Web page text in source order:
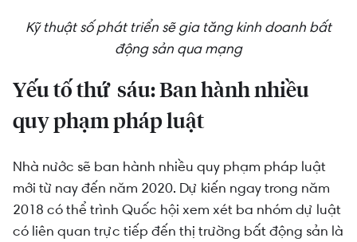
Kỹ thuật số phát triển sẽ gia tăng kinh doanh bất
động sản qua mạng
Yếu tố thứsáu: Ban hành nhiều
quy phạm pháp luật
Nhà nước sẽ ban hành nhiều quy phạm pháp luật
mới từ nay đến năm 2020. Dự kiến ngay trong năm
2018 có thể trình Quốc hội xem xét ba nhóm dự luật
có liên quan trực tiếp đến thị trường bất động sản là